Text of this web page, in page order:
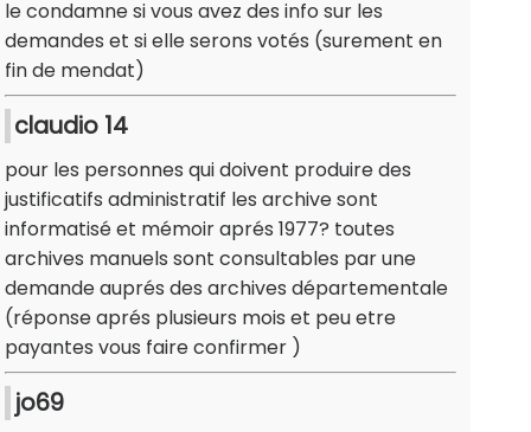
le condamne si vous avez des info sur les
demandes et si elle serons votés (surement en
fin de mendat)
claudio 14
pour les personnes qui doivent produire des
justificatifs administratif les archive sont
informatisé et mémoir aprés 1977? toutes
archives manuels sont consultables par une
demande auprés des archives départementale
(réponse aprés plusieurs mois et peu etre
payantes vous faire confirmer )
jo69